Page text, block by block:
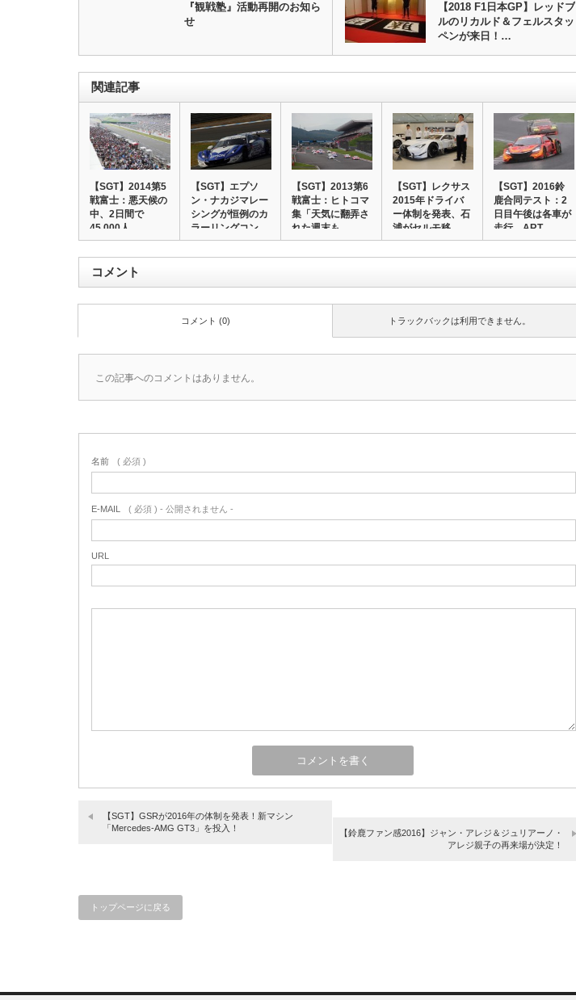
『観戦塾』活動再開のお知ら
せ
【2018 F1日本GP】レッドブ
ルのリカルド＆フェルスタッ
ペンが来日！…
関連記事
【SGT】2014第5
戦富士：悪天候の
中、2日間で
45,000人…
【SGT】エプソ
ン・ナカジマレー
シングが恒例のカ
ラーリングコン
テ…
【SGT】2013第6
戦富士：ヒトコマ
集「天気に翻弄さ
れた週末も…
【SGT】レクサス
2015年ドライバ
ー体制を発表、石
浦がセルモ移…
【SGT】2016鈴
鹿合同テスト：2
日目午後は各車が
走行、ART…
コメント
トラックバックは利用できません。
コメント (0)
この記事へのコメントはありません。
名前 ( 必須 )
E-MAIL ( 必須 ) - 公開されません -
URL
【SGT】GSRが2016年の体制を発表！新マシン
「Mercedes-AMG GT3」を投入！
【鈴鹿ファン感2016】ジャン・アレジ＆ジュリアーノ・
アレジ親子の再来場が決定！
トップページに戻る